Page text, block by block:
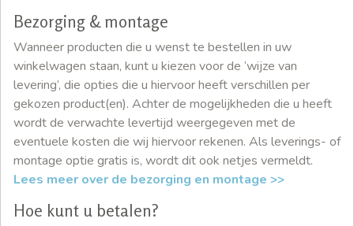
Bezorging & montage
Wanneer producten die u wenst te bestellen in uw
winkelwagen staan, kunt u kiezen voor de ‘wijze van
levering’, die opties die u hiervoor heeft verschillen per
gekozen product(en). Achter de mogelijkheden die u heeft
wordt de verwachte levertijd weergegeven met de
eventuele kosten die wij hiervoor rekenen. Als leverings- of
montage optie gratis is, wordt dit ook netjes vermeldt.
Lees meer over de bezorging en montage >>
Hoe kunt u betalen?